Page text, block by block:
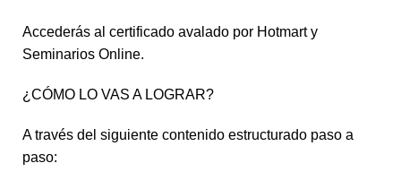
Accederás al certificado avalado por Hotmart y
Seminarios Online.
¿CÓMO LO VAS A LOGRAR?
A través del siguiente contenido estructurado paso a
paso: